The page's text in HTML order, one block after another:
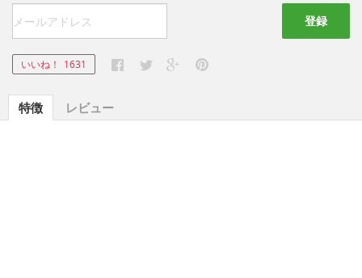
登録
いいね！ 1631
特徴 レビュー